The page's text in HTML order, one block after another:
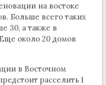
на востоке
Больше всего таких
30, а также в
около 20 домов
в Восточном
расселить 1